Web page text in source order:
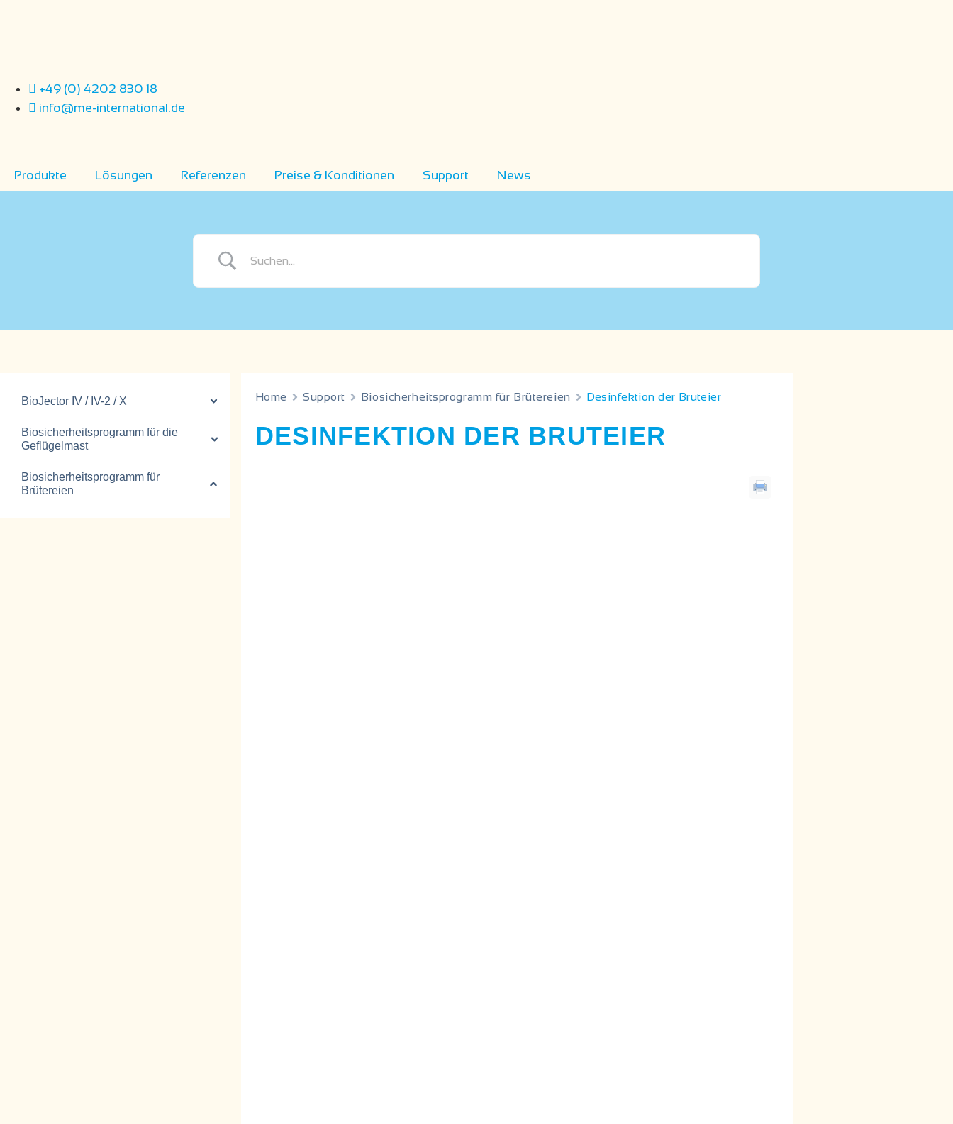
+49 (0) 4202 830 18
info@me-international.de
Produkte Lösungen Referenzen Preise & Konditionen Support News
BioJector IV / IV-2 / X
Biosicherheitsprogramm für die
Geflügelmast
Biosicherheitsprogramm für
Brütereien
Home Support Biosicherheitsprogramm für Brütereien Desinfektion der Bruteier
DESINFEKTION DER BRUTEIER